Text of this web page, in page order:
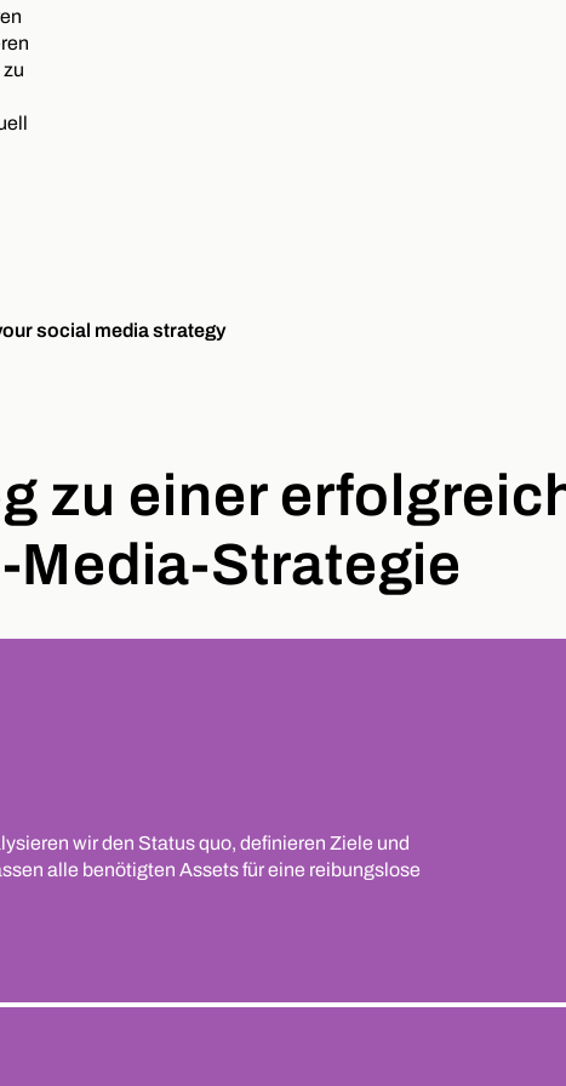
zu einer
Media-Strategie
wir den Status quo, definieren Ziele und
alle benötigten Assets für eine reibungslose